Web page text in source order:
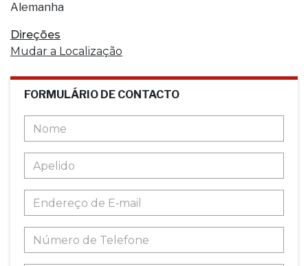
Alemanha
Direções
Mudar a Localização
FORMULÁRIO DE CONTACTO